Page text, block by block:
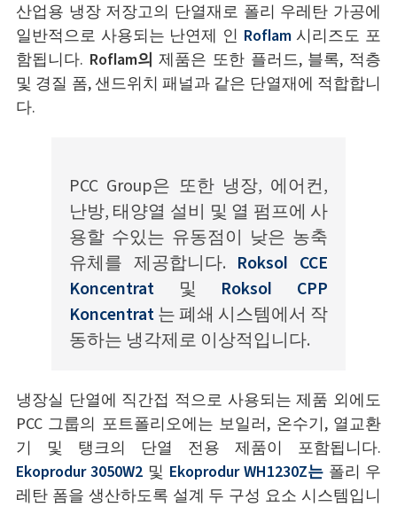
산업용 냉장 저장고의 단열재로 폴리 우레탄 가공에
일반적으로 사용되는 난연제 인 Roflam시리즈도 포
함됩니다. Roflam의 제품은 또한 플러드, 블록, 적층
및 경질 폼, 샌드위치 패널과 같은 단열재에 적합합니
다.
PCC Group은 또한 냉장, 에어컨,
난방, 태양열 설비 및 열 펌프에 사
용할 수있는 유동점이 낮은 농축
유체를 제공합니다. Roksol CCE
Koncentrat및 Roksol CPP
Koncentrat는 폐쇄 시스템에서 작
동하는 냉각제로 이상적입니다.
냉장실 단열에 직간접 적으로 사용되는 제품 외에도
PCC 그룹의 포트폴리오에는 보일러, 온수기, 열교환
기 및 탱크의 단열 전용 제품이 포함됩니다.
Ekoprodur 3050W2 및 Ekoprodur WH1230Z는 폴리 우
레탄 폼을 생산하도록 설계 두 구성 요소 시스템입니